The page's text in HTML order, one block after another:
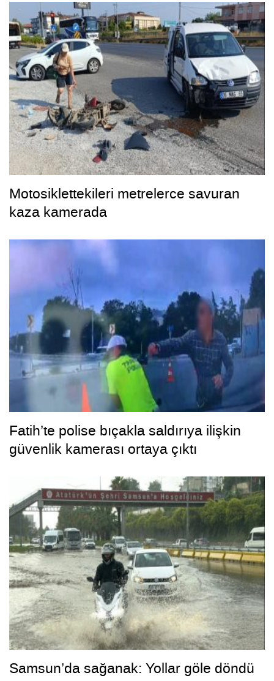
Motosiklettekileri metrelerce savuran
kaza kamerada
Fatih’te polise bıçakla saldırıya ilişkin
güvenlik kamerası ortaya çıktı
Samsun’da sağanak: Yollar göle döndü